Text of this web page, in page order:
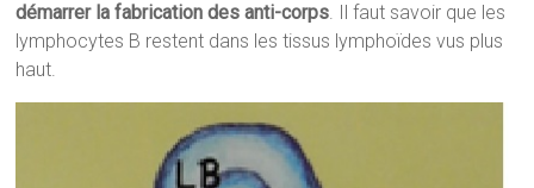
démarrer la fabrication des anti-corps . Il faut savoir que les
lymphocytes B restent dans les tissus lymphoïdes vus plus
haut.